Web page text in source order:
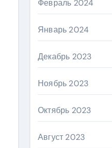
Февраль 2024
Январь 2024
Декабрь 2023
Ноябрь 2023
Октябрь 2023
Август 2023